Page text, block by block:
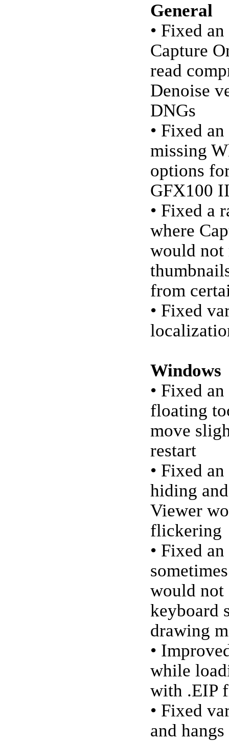
General
• Fixed
Capture
read
Denoise
DNGs
• Fixed
missing
options
GFX100
• Fixed a
where
would not
from
• Fixed
Windows
• Fixed
floating
move
restart
• Fixed
hiding
Viewer
flickering
• Fixed
would not
keyboard
drawing
•
while
with .EIP
• Fixed
and hangs